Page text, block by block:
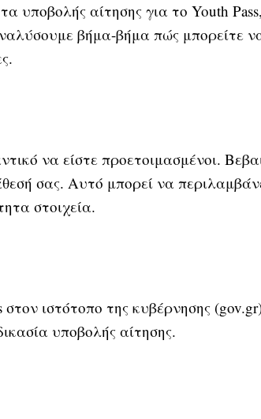
υποβολής αίτησης για το Youth
βήμα-βήμα πώς μπορείτε
να είστε προετοιμασμένοι.
σας. Αυτό μπορεί να
στοιχεία.
ιστότοπο της κυβέρνησης
υποβολής αίτησης.